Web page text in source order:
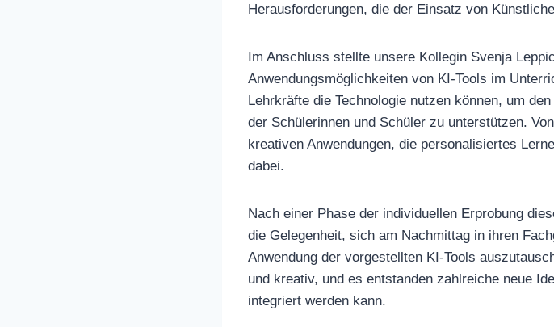
Herausforderungen, die der Einsatz von
Im Anschluss stellte unsere Kollegin Svenja
Anwendungsmöglichkeiten von KI-Tools im
Lehrkräfte die Technologie nutzen können, um
der Schülerinnen und Schüler zu unterstützen.
kreativen Anwendungen, die personalisiertes
dabei.
Nach einer Phase der individuellen Erprobung
die Gelegenheit, sich am Nachmittag in ihren
Anwendung der vorgestellten KI-Tools
und kreativ, und es entstanden zahlreiche neue
integriert werden kann.